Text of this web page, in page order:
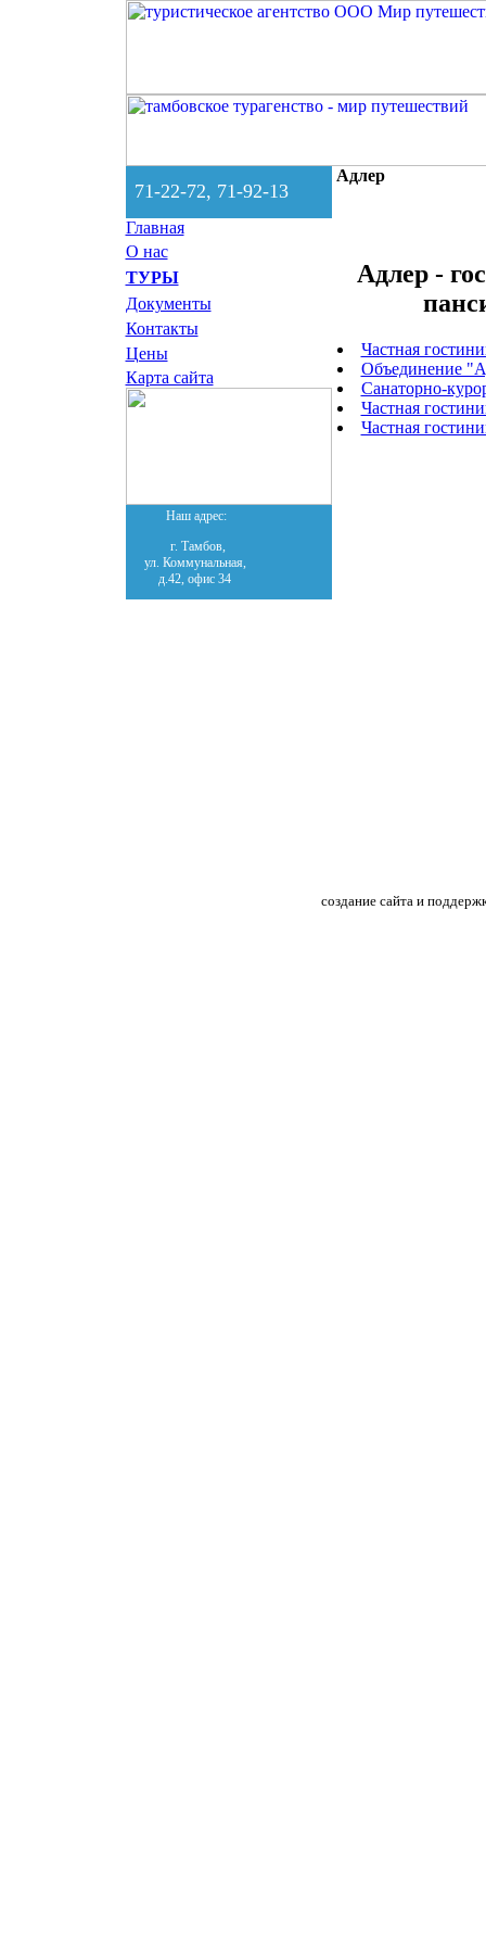
71-22-72, 71-92-13
Главная
О нас
ТУРЫ
Документы
Контакты
Цены
Карта сайта
Наш адрес:
г. Тамбов,
ул. Коммунальная,
д.42, офис 34
Адлер
Адлер -
Частная
Объединение
Санаторно-
Частная
Частная
создание сайта и